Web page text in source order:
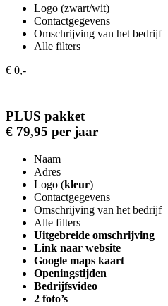
Logo (zwart/wit)
Contactgegevens
Omschrijving van het bedrijf
Alle filters
€ 0,-
PLUS pakket
€ 79,95 per jaar
Naam
Adres
Logo (kleur)
Contactgegevens
Omschrijving van het bedrijf
Alle filters
Uitgebreide omschrijving
Link naar website
Google maps kaart
Openingstijden
Bedrijfsvideo
2 foto’s